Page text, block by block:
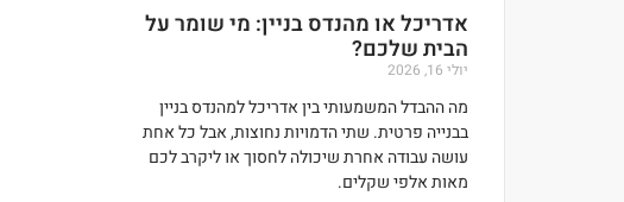
אדריכל או מהנדס בניין: מי שומר על
הבית שלכם?
יולי 16, 2026
מה ההבדל המשמעותי בין אדריכל למהנדס בניין
בבנייה פרטית. שתי הדמויות נחוצות, אבל כל אחת
עושה עבודה אחרת שיכולה לחסוך או ליקרב לכם
מאות אלפי שקלים.